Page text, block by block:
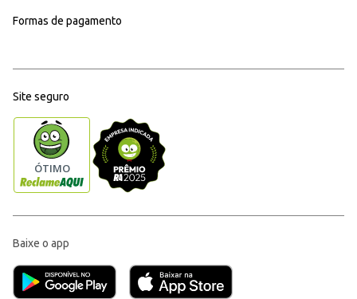
Formas de pagamento
Site seguro
Baixe o app